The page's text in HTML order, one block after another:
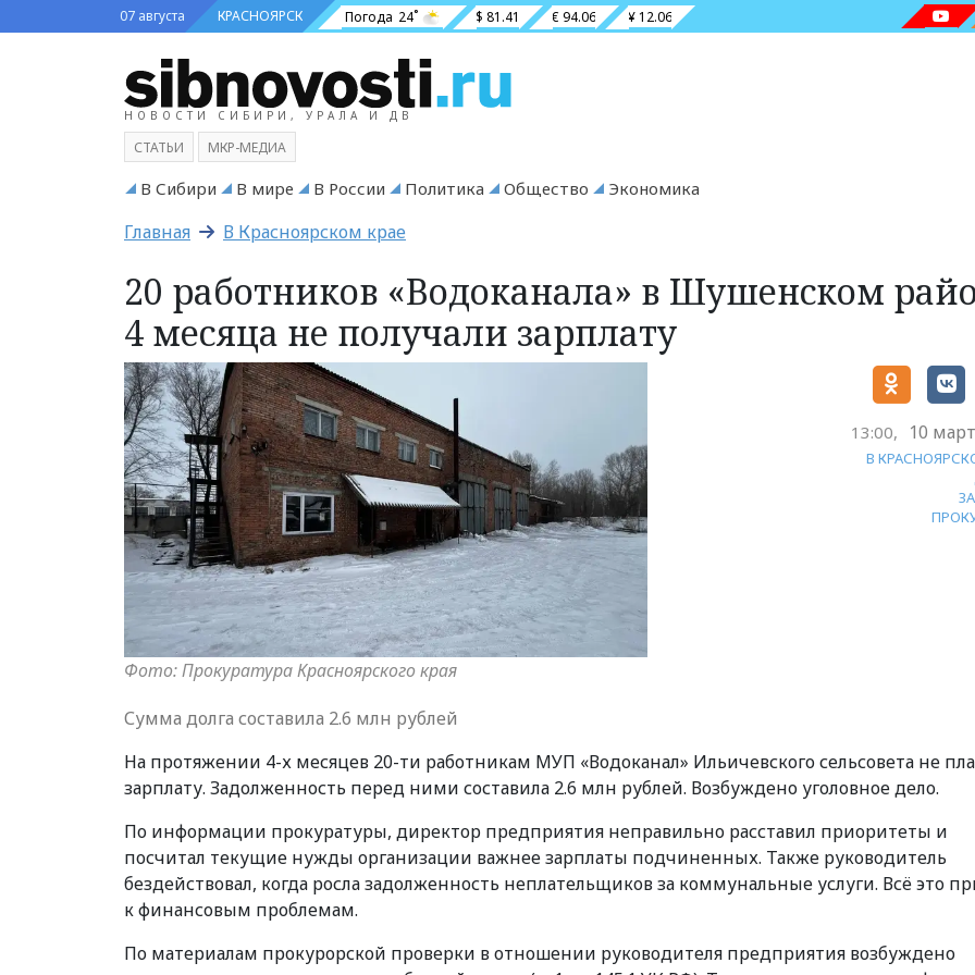
07 августа КРАСНОЯРСК Погода 24˚ $ 81.41 € 94.06 ¥ 12.06
НОВОСТИ СИБИРИ, УРАЛА И ДВ
СТАТЬИ МКР-МЕДИА
В Сибири В мире В России Политика Общество Экономика
Главная В Красноярском крае
20 работников «Водоканала» в Шушенском
4 месяца не получали зарплату
Фото: Прокуратура Красноярского края
13:00, 10
В
Сумма долга составила 2.6 млн рублей
На протяжении 4-х месяцев 20-ти работникам МУП «Водоканал» Ильичевского сельсовета не
зарплату. Задолженность перед ними составила 2.6 млн рублей. Возбуждено уголовное дело.
По информации прокуратуры, директор предприятия неправильно расставил приоритеты и
посчитал текущие нужды организации важнее зарплаты подчиненных. Также руководитель
бездействовал, когда росла задолженность неплательщиков за коммунальные услуги. Всё это
к финансовым проблемам.
По материалам прокурорской проверки в отношении руководителя предприятия возбуждено